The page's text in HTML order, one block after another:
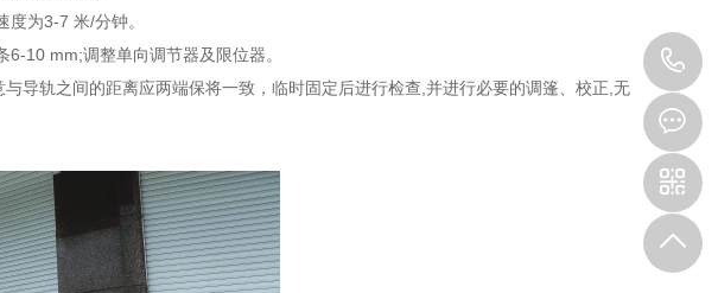
为3-7 米/分钟。
10 mm;调整单向调节器及限位器。
导轨之间的距离应两端保将一致，临时固定后进行检查,并进行必要的调篷、校正,无